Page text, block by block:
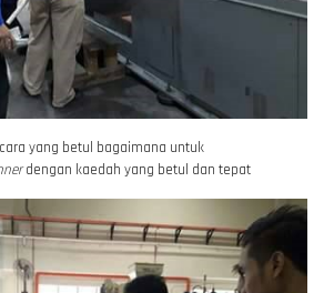
yang betul bagaimana untuk
dengan kaedah yang betul dan tepat